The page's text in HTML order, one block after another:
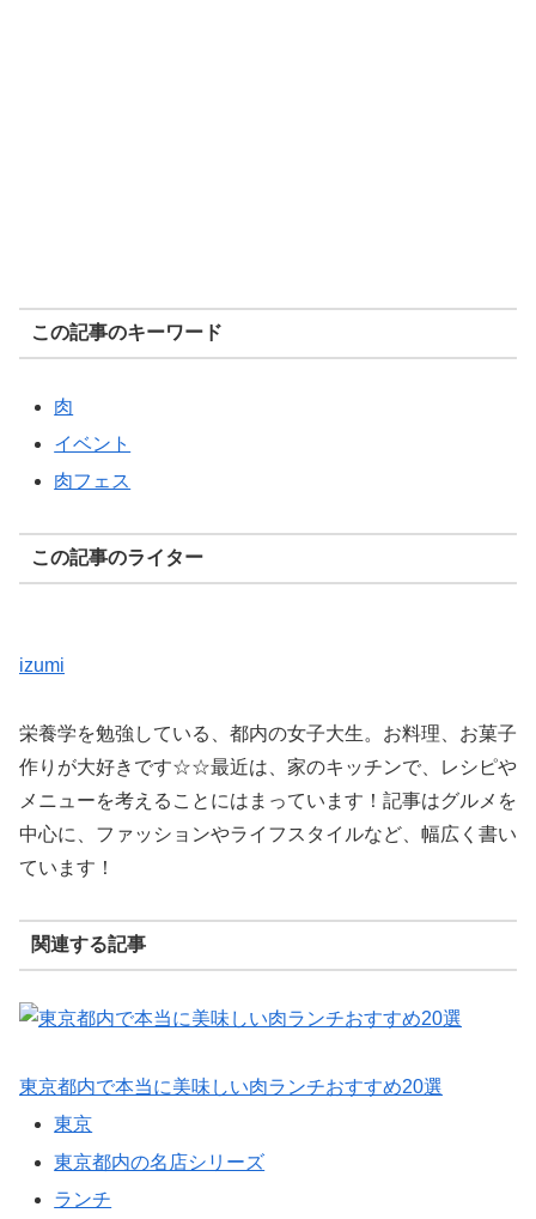
この記事のキーワード
肉
イベント
肉フェス
この記事のライター
izumi
栄養学を勉強している、都内の女子大生。お料理、お菓子
作りが大好きです☆☆最近は、家のキッチンで、レシピや
メニューを考えることにはまっています！記事はグルメを
中心に、ファッションやライフスタイルなど、幅広く書い
ています！
関連する記事
東京都内で本当に美味しい肉ランチおすすめ20選
東京
東京都内の名店シリーズ
ランチ